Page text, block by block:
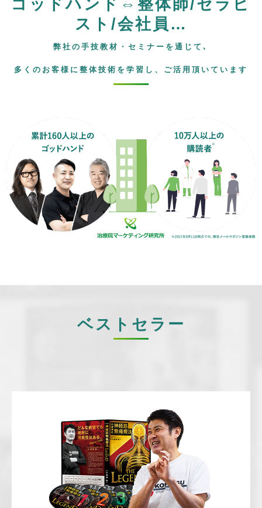
ゴッドハンド⇔整体師/セラピ
スト/会社員…
弊社の手技教材・セミナーを通じて､
多くのお客様に整体技術を学習し、ご活用頂いています
ベストセラー